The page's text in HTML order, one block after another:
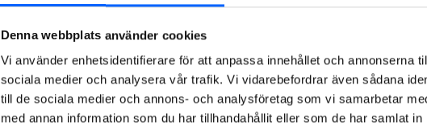
Denna webbplats använder cookies
Vi använder enhetsidentifierare för att anpassa innehållet och annonserna
sociala medier och analysera vår trafik. Vi vidarebefordrar även sådana
till de sociala medier och annons- och analysföretag som vi samarbetar
med annan information som du har tillhandahållit eller som de har samlat
förvär
minori
tetspo
st i NK
8
4
6